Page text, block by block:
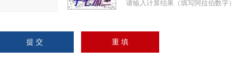
请输入计算结果（填写阿拉伯数字